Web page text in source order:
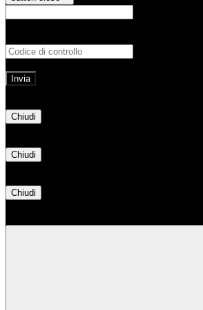
Chiudi
Chiudi
Chiudi